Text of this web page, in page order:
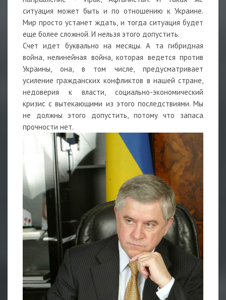
ситуация может быть и по отношению к Украине.
Мир просто устанет ждать, и тогда ситуация будет
еще более сложной. И нельзя этого допустить.
Счет идет буквально на месяцы. А та гибридная
война, нелинейная война, которая ведется против
Украины, она, в том числе, предусматривает
усиление гражданских конфликтов в нашей стране,
недоверия к власти, социально-экономический
кризис с вытекающими из этого последствиями. Мы
не должны этого допустить, потому что запаса
прочности нет.